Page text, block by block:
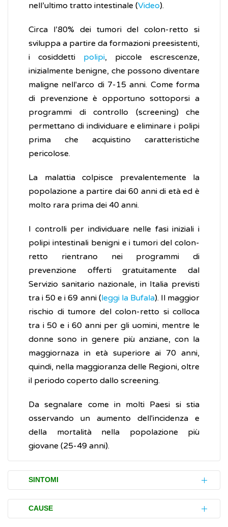
nell’ultimo tratto intestinale (Video).
Circa l’80% dei tumori del colon-retto si
sviluppa a partire da formazioni preesistenti,
i cosiddetti polipi, piccole escrescenze,
inizialmente benigne, che possono diventare
maligne nell'arco di 7-15 anni. Come forma
di prevenzione è opportuno sottoporsi a
programmi di controllo (screening) che
permettano di individuare e eliminare i polipi
prima che acquistino caratteristiche
pericolose.
La malattia colpisce prevalentemente la
popolazione a partire dai 60 anni di età ed è
molto rara prima dei 40 anni.
I controlli per individuare nelle fasi iniziali i
polipi intestinali benigni e i tumori del colon-
retto rientrano nei programmi di
prevenzione offerti gratuitamente dal
Servizio sanitario nazionale, in Italia previsti
tra i 50 e i 69 anni (leggi la Bufala). Il maggior
rischio di tumore del colon-retto si colloca
tra i 50 e i 60 anni per gli uomini, mentre le
donne sono in genere più anziane, con la
maggiornaza in età superiore ai 70 anni,
quindi, nella maggioranza delle Regioni, oltre
il periodo coperto dallo screening.
Da segnalare come in molti Paesi si stia
osservando un aumento dell'incidenza e
della mortalità nella popolazione più
giovane (25-49 anni).
SINTOMI
I principali disturbi (sintomi) causati dai
tumori al colon-retto sono:
CAUSE